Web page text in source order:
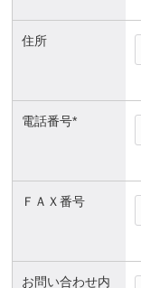
住所
電話番号*
ＦＡＸ番号
お問い合わせ内